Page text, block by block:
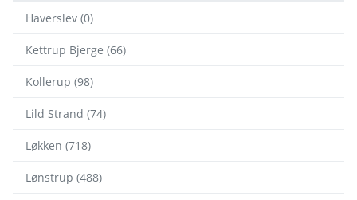
Haverslev (0)
Kettrup Bjerge (66)
Kollerup (98)
Lild Strand (74)
Løkken (718)
Lønstrup (488)